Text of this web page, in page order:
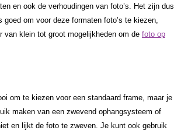
en ook de verhoudingen van foto’s. Het zijn dus
om voor deze formaten foto’s te kiezen,
klein tot groot mogelijkheden om de foto op
om te kiezen voor een standaard frame, maar je
maken van een zwevend ophangsysteem of
en lijkt de foto te zweven. Je kunt ook gebruik